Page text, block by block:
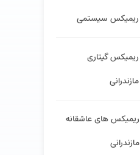
ریمیکس سیستمی
ریمیکس گیتاری
مازندرانی
ریمیکس های عاشقانه
مازندرانی